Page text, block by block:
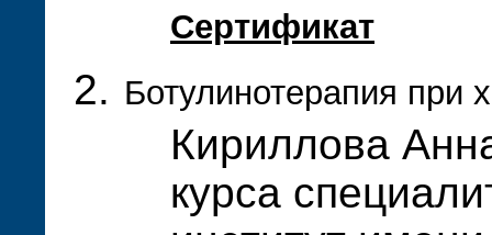
Сертификат
Ботулинотерапия при
Кириллова
курса